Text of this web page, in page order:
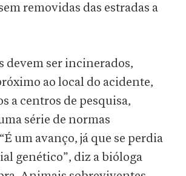
removidas das estradas a
devem ser incinerados,
ao local do acidente,
a centros de pesquisa,
série de normas
um avanço, já que se perdia
genético”, diz a bióloga